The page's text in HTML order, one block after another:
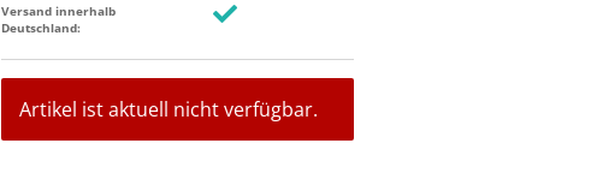
Versand innerhalb
Deutschland:
Artikel ist aktuell nicht verfügbar.